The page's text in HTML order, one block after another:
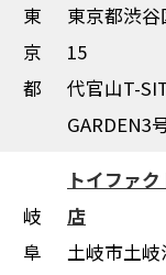
東
京
都
東京都渋
15
代官山T-
GARDEN3
岐
阜
トイファ
店
土岐市土